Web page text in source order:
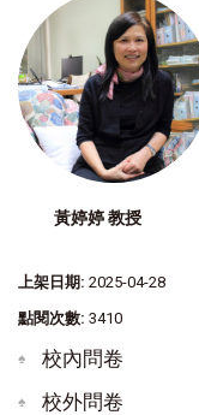
黃婷婷 教授
上架日期: 2025-04-28
點閱次數: 3410
校內問卷
校外問卷